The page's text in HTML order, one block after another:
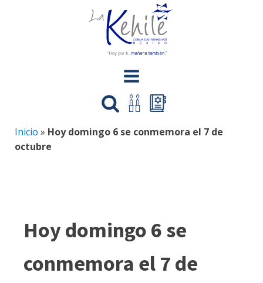
Inicio » Hoy domingo 6 se conmemora el 7 de
octubre
Hoy domingo 6 se
conmemora el 7 de